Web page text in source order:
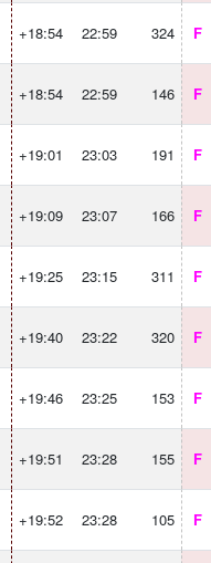
+18:54 22:59 324 F
+18:54 22:59 146 F
+19:01 23:03 191 F
+19:09 23:07 166 F
+19:25 23:15 311 F
+19:40 23:22 320 F
+19:46 23:25 153 F
+19:51 23:28 155 F
+19:52 23:28 105 F